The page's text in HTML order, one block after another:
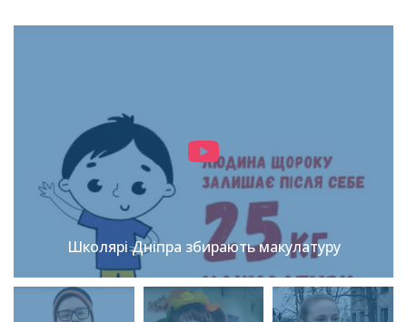
Школярі Дніпра збирають макулатуру